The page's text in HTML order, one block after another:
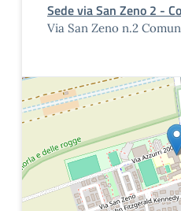
Sede via San Zeno 2 -
Via San Zeno n.2